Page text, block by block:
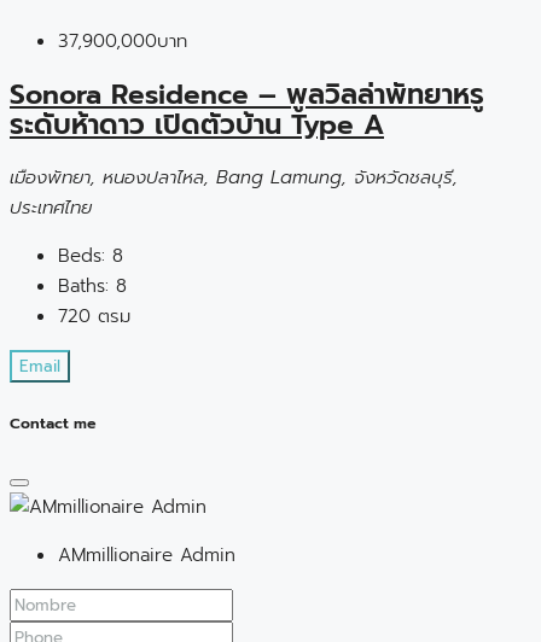
37,900,000บาท
Sonora Residence – พูลวิลล่าพัทยาหรู
ระดับห้าดาว เปิดตัวบ้าน Type A
เมืองพัทยา, หนองปลาไหล, Bang Lamung, จังหวัดชลบุรี,
ประเทศไทย
Beds: 8
Baths: 8
720 ตรม
Email
Contact me
AMmillionaire Admin